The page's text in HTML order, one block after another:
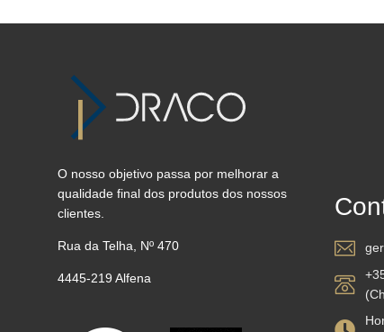
O nosso objetivo passa por melhorar a
qualidade final dos produtos dos nossos
clientes.
Rua da Telha, Nº 470
4445-219 Alfena